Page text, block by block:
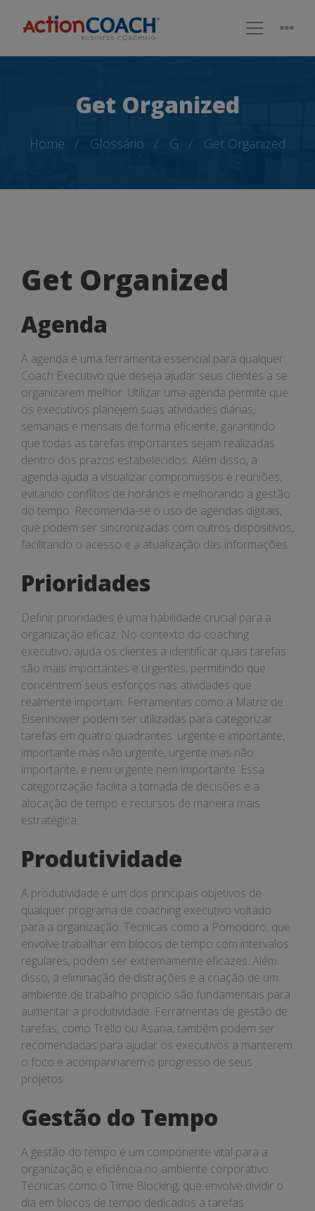
Get Organized
Home Glossário G Get Organized
Get
Organized
Get Organized
Agenda
A agenda é uma ferramenta essencial para qualquer
Coach Executivo que deseja ajudar seus clientes a se
organizarem melhor. Utilizar uma agenda permite que
os executivos planejem suas atividades diárias,
semanais e mensais de forma eficiente, garantindo
que todas as tarefas importantes sejam realizadas
dentro dos prazos estabelecidos. Além disso, a
agenda ajuda a visualizar compromissos e reuniões,
evitando conflitos de horários e melhorando a gestão
do tempo. Recomenda-se o uso de agendas digitais,
que podem ser sincronizadas com outros dispositivos,
facilitando o acesso e a atualização das informações.
Prioridades
Definir prioridades é uma habilidade crucial para a
organização eficaz. No contexto do coaching
executivo, ajuda os clientes a identificar quais tarefas
são mais importantes e urgentes, permitindo que
concentrem seus esforços nas atividades que
realmente importam. Ferramentas como a Matriz de
Eisenhower podem ser utilizadas para categorizar
tarefas em quatro quadrantes: urgente e importante,
importante mas não urgente, urgente mas não
importante, e nem urgente nem importante. Essa
categorização facilita a tomada de decisões e a
alocação de tempo e recursos de maneira mais
estratégica.
Produtividade
A produtividade é um dos principais objetivos de
qualquer programa de coaching executivo voltado
para a organização. Técnicas como a Pomodoro, que
envolve trabalhar em blocos de tempo com intervalos
regulares, podem ser extremamente eficazes. Além
disso, a eliminação de distrações e a criação de um
ambiente de trabalho propício são fundamentais para
aumentar a produtividade. Ferramentas de gestão de
tarefas, como Trello ou Asana, também podem ser
recomendadas para ajudar os executivos a manterem
o foco e acompanharem o progresso de seus
projetos.
Gestão do Tempo
A gestão do tempo é um componente vital para a
organização e eficiência no ambiente corporativo.
Técnicas como o Time Blocking, que envolve dividir o
dia em blocos de tempo dedicados a tarefas